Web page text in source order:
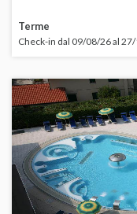
Terme
Check-in dal 09/08/26 al